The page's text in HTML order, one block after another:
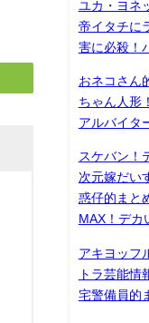
ユカ・ヨネ
帝イタチに
害に必殺！
おネコさん
ちゃん人形
アルバイタ
スケバン！
次元嫁だい
惑仔的まと
MAX！デカ
アキヨッフ
トラ芸能情
宅警備員的